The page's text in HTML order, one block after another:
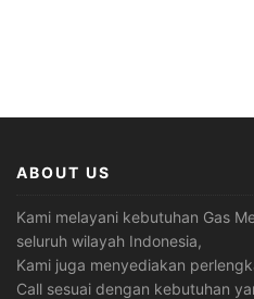
ABOUT US
Kami melayani kebutuhan Gas
seluruh wilayah Indonesia,
Kami juga menyediakan
Call sesuai dengan kebutuhan